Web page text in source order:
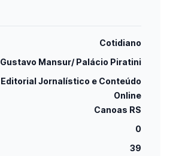
Cotidiano
Gustavo Mansur/ Palácio Piratini
Editorial Jornalístico e Conteúdo
Online
Canoas RS
0
39